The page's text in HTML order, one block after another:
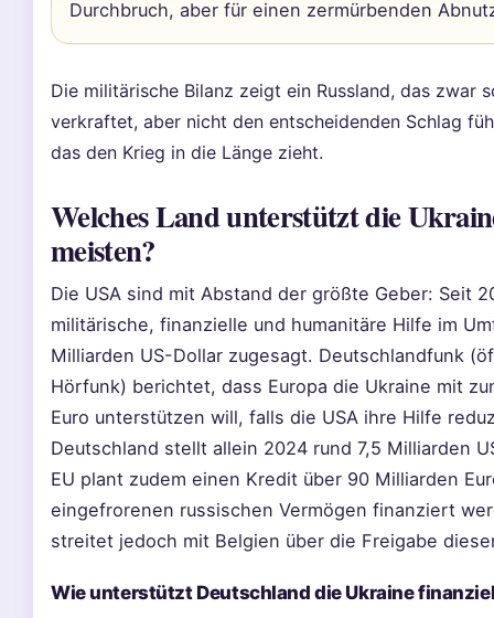
Durchbruch, aber für einen zermürbenden
Die militärische Bilanz zeigt ein Russland, das zwar
verkraftet, aber nicht den entscheidenden Schlag
das den Krieg in die Länge zieht.
Welches Land unterstützt die
meisten?
Die USA sind mit Abstand der größte Geber: Seit
militärische, finanzielle und humanitäre Hilfe im
Milliarden US-Dollar zugesagt. Deutschlandfunk
Hörfunk) berichtet, dass Europa die Ukraine mit
Euro unterstützen will, falls die USA ihre Hilfe
Deutschland stellt allein 2024 rund 7,5 Milliarden
EU plant zudem einen Kredit über 90 Milliarden
eingefrorenen russischen Vermögen finanziert
streitet jedoch mit Belgien über die Freigabe
Wie unterstützt Deutschland die Ukraine